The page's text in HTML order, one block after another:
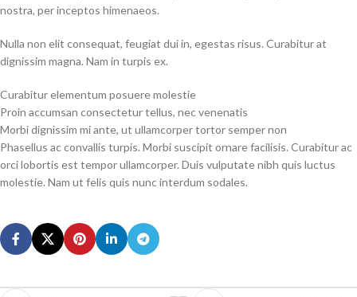
nostra, per inceptos himenaeos.
Nulla non elit consequat, feugiat dui in, egestas risus. Curabitur at
dignissim magna. Nam in turpis ex.
Curabitur elementum posuere molestie
Proin accumsan consectetur tellus, nec venenatis
Morbi dignissim mi ante, ut ullamcorper tortor semper non
Phasellus ac convallis turpis. Morbi suscipit ornare facilisis. Curabitur ac
orci lobortis est tempor ullamcorper. Duis vulputate nibh quis luctus
molestie. Nam ut felis quis nunc interdum sodales.